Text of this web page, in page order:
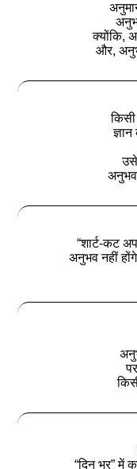
क्योंकि,
और,
अनुभव
“शार्ट-कट
अनुभव नहीं
“दिन भर” में